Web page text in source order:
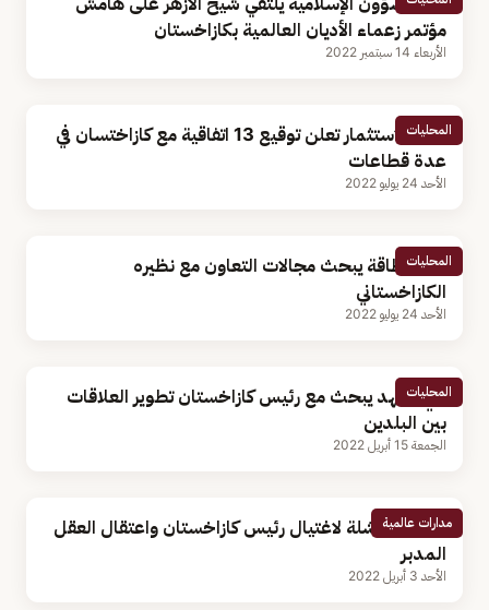
مؤتمر زعماء الأديان العالمية بكازاخستان
الأربعاء 14 سبتمبر 2022
المحليات
وزارة الاستثمار تعلن توقيع 13 اتفاقية مع كازاختسان في
عدة قطاعات
الأحد 24 يوليو 2022
المحليات
وزير الطاقة يبحث مجالات التعاون مع نظيره
الكازاخستاني
الأحد 24 يوليو 2022
المحليات
ولي العهد يبحث مع رئيس كازاخستان تطوير العلاقات
بين البلدين
الجمعة 15 أبريل 2022
مدارات عالمية
محاولة فاشلة لاغتيال رئيس كازاخستان واعتقال العقل
المدبر
الأحد 3 أبريل 2022